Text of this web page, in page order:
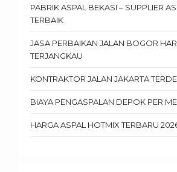
PABRIK ASPAL BEKASI – SUPPLIER
TERBAIK
JASA PERBAIKAN JALAN BOGOR
TERJANGKAU
KONTRAKTOR JALAN JAKARTA
BIAYA PENGASPALAN DEPOK PER
HARGA ASPAL HOTMIX TERBARU